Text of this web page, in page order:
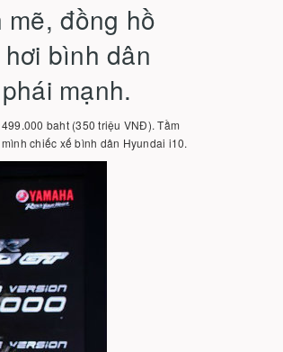
mẽ, đồng hồ
bình dân
mạnh.
baht (350 triệu VNĐ). Tầm
chiếc xế bình dân Hyundai i10.